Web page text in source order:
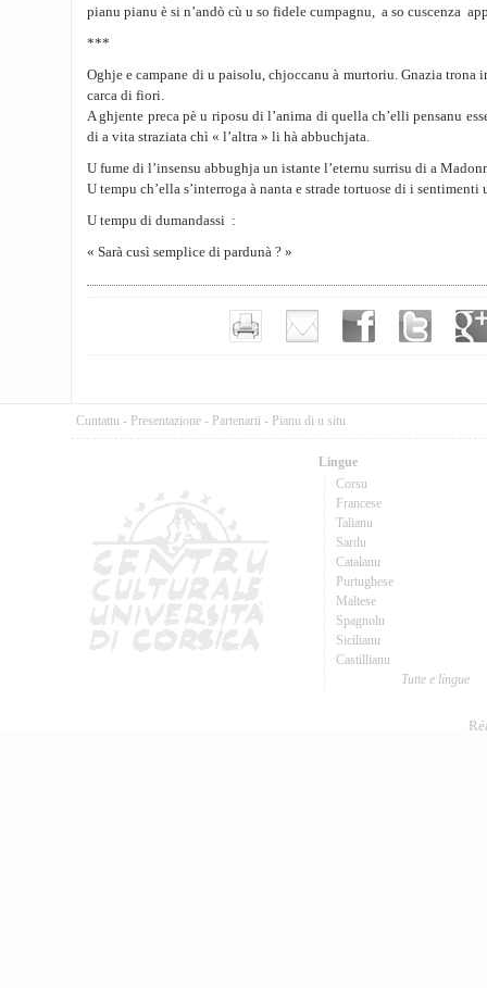
pianu pianu è si n’andò cù u so fidele cumpagnu, a so cuscenza
***
Oghje e campane di u paisolu, chjoccanu à murtoriu. Gnazia trona
carca di fiori.
A ghjente preca pè u riposu di l’anima di quella ch’elli pensanu
di a vita straziata chì « l’altra » li hà abbuchjata.
U fume di l’insensu abbughja un istante l’eternu surrisu di a
U tempu ch’ella s’interroga à nanta e strade tortuose di i sentimenti
U tempu di dumandassi :
« Sarà cusì semplice di pardunà ? »
Cuntattu - Presentazione - Partenarii - Pianu di u situ
Lingue
Corsu
Francese
Talianu
Sardu
Catalanu
Purtughese
Maltese
Spagnolu
Sicilianu
Castillianu
Tutte e lingue